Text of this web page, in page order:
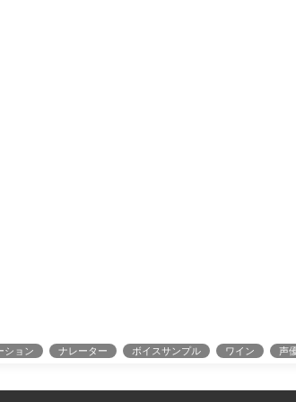
ション ナレーター ボイスサンプル ワイン 声